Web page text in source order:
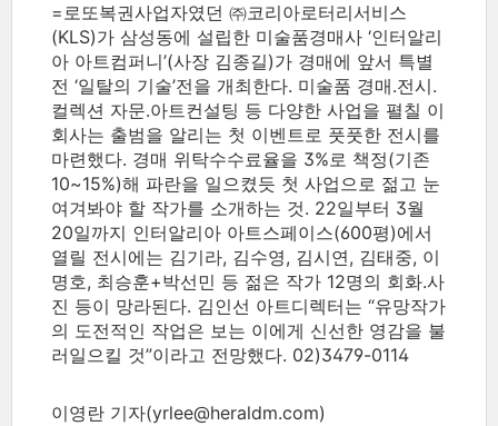
=로또복권사업자였던 ㈜코리아로터리서비스
(KLS)가 삼성동에 설립한 미술품경매사 ‘인터알리
아 아트컴퍼니’(사장 김종길)가 경매에 앞서 특별
전 ‘일탈의 기술’전을 개최한다. 미술품 경매.전시.
컬렉션 자문.아트컨설팅 등 다양한 사업을 펼칠 이
회사는 출범을 알리는 첫 이벤트로 풋풋한 전시를
마련했다. 경매 위탁수수료율을 3%로 책정(기존
10~15%)해 파란을 일으켰듯 첫 사업으로 젊고 눈
여겨봐야 할 작가를 소개하는 것. 22일부터 3월
20일까지 인터알리아 아트스페이스(600평)에서
열릴 전시에는 김기라, 김수영, 김시연, 김태중, 이
명호, 최승훈+박선민 등 젊은 작가 12명의 회화.사
진 등이 망라된다. 김인선 아트디렉터는 “유망작가
의 도전적인 작업은 보는 이에게 신선한 영감을 불
러일으킬 것”이라고 전망했다. 02)3479-0114
이영란 기자(yrlee@heraldm.com)